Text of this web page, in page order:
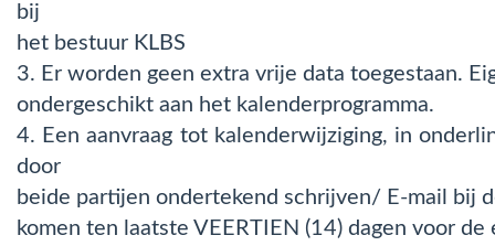
bij
het bestuur KLBS
3. Er worden geen extra vrije data toegestaan.
ondergeschikt aan het kalenderprogramma.
4. Een aanvraag tot kalenderwijziging, in
door
beide partijen ondertekend schrijven/ E-mail bij
komen ten laatste VEERTIEN (14) dagen voor de